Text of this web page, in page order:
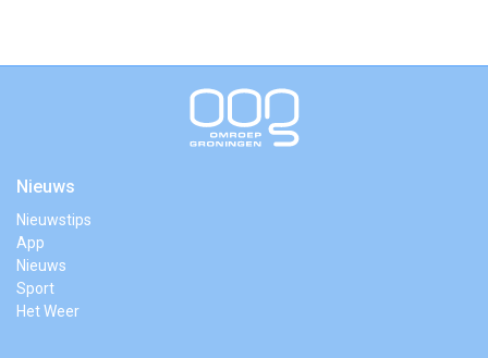
Nieuws
Nieuwstips
App
Nieuws
Sport
Het Weer